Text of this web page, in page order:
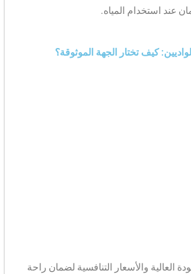
عند استخدام المياه.
كيف تختار الجهة الموثوقة؟
العالية والأسعار التنافسية لضمان راحة